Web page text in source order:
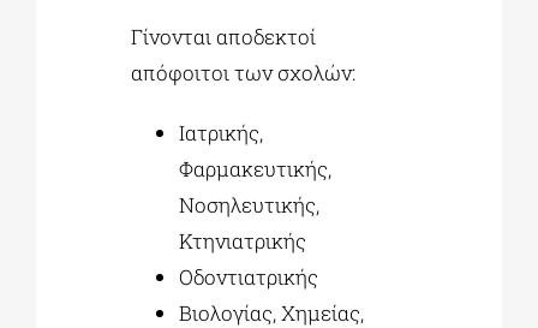
Γίνονται αποδεκτοί
απόφοιτοι των σχολών:
Ιατρικής,
Φαρμακευτικής,
Νοσηλευτικής,
Κτηνιατρικής
Οδοντιατρικής
Βιολογίας, Χημείας,